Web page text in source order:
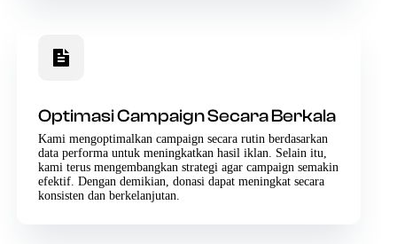
Optimasi Campaign Secara Berkala
Kami mengoptimalkan campaign secara rutin berdasarkan
data performa untuk meningkatkan hasil iklan. Selain itu,
kami terus mengembangkan strategi agar campaign semakin
efektif. Dengan demikian, donasi dapat meningkat secara
konsisten dan berkelanjutan.